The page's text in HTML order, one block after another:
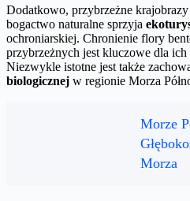
Dodatkowo, przybrzeżne
bogactwo naturalne sprzyja
ochroniarskiej. Chronienie flory
przybrzeżnych jest kluczowe dla
Niezwykle istotne jest także
biologicznej w regionie Morza
Morze
Morza